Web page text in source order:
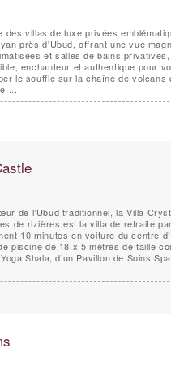
des villas de luxe privées
près d'Ubud, offrant une vue
et salles de bains
enchanteur et authentique pour
le souffle sur la chaîne de volcans
...
de l’Ubud traditionnel, la Villa
de rizières est la villa de retraite
10 minutes en voiture du centre
piscine de 18 x 5 mètres de taille
Shala, d’un Pavillon de Soins